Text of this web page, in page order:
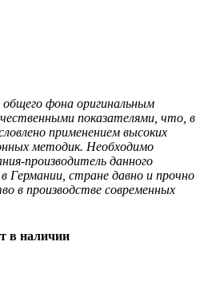
общего фона оригинальным
показателями, что, в
применением высоких
методик. Необходимо
производитель данного
Германии, стране давно и прочно
в производстве современных
в наличии